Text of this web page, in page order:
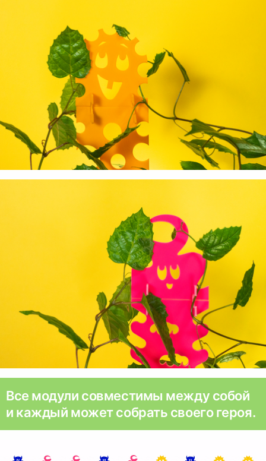
Все модули совместимы между собой
и каждый может собрать своего героя.